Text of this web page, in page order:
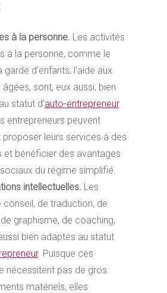
à la personne. Les activités
à la personne, comme le
garde d’enfants, l’aide aux
sont, eux aussi, bien
statut d’auto-entrepreneur.
entrepreneurs peuvent
leurs services à des
et bénéficier des avantages
du régime simplifié.
intellectuelles. Les
conseil, de traduction, de
graphisme, de coaching,
bien adaptés au statut
. Puisque ces
nécessitent pas de gros
matériels, elles